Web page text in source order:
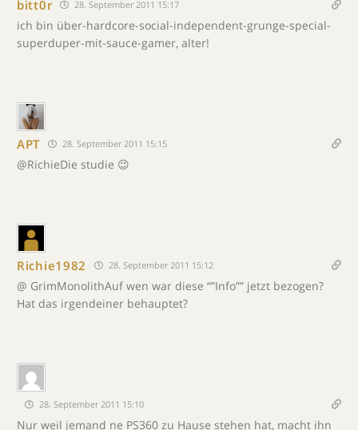
bitt0r 28. September 2011 15:17
ich bin über-hardcore-social-independent-grunge-special-
superduper-mit-sauce-gamer, alter!
APT 28. September 2011 15:15
@RichieDie studie 😉
Richie1982 28. September 2011 15:12
@ GrimMonolithAuf wen war diese “”Info”” jetzt bezogen?
Hat das irgendeiner behauptet?
28. September 2011 15:10
Nur weil jemand ne PS360 zu Hause stehen hat, macht ihn